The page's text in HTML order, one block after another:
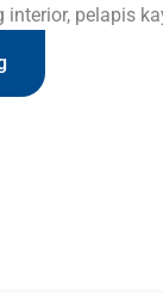
pelapis